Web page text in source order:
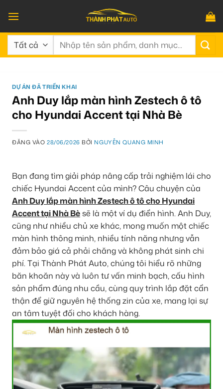
qua
nội
dung
Tìm
DỰ ÁN ĐÃ TRIỂN KHAI
Anh Duy lắp màn hình Zestech ô tô
cho Hyundai Accent tại Nhà Bè
ĐĂNG VÀO28/06/2026 BỞI NGUYỄN QUANG MINH
Bạn đang tìm giải pháp nâng cấp trải nghiệm lái cho
chiếc Hyundai Accent của mình? Câu chuyện của
Anh Duy lắp màn hình Zestech ô tô cho Hyundai
Accent tại Nhà Bèsẽ là một ví dụ điển hình. Anh Duy,
cũng như nhiều chủ xe khác, mong muốn một chiếc
màn hình thông minh, nhiều tính năng nhưng vẫn
đảm bảo giá cả phải chăng và không phát sinh chi
phí. Tại Thành Phát Auto, chúng tôi hiểu rõ những
băn khoăn này và luôn tư vấn minh bạch, cấu hình
sản phẩm đúng nhu cầu, cùng quy trình lắp đặt cẩn
thận để giữ nguyên hệ thống zin của xe, mang lại sự
an tâm tuyệt đối cho khách hàng.